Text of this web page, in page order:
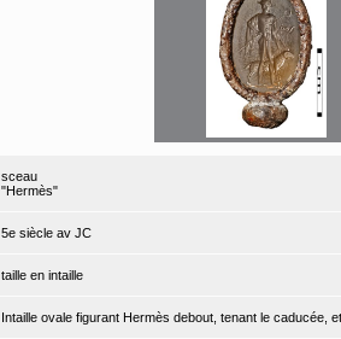
sceau
"Hermès"
5e siècle av JC
taille en intaille
Intaille ovale figurant Hermès debout, tenant le caducée,